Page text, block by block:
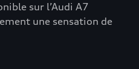
sur l’Audi A7
une sensation de